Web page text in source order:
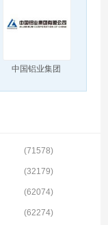
中国铝业集团
(71578)
(32179)
(62074)
(62274)